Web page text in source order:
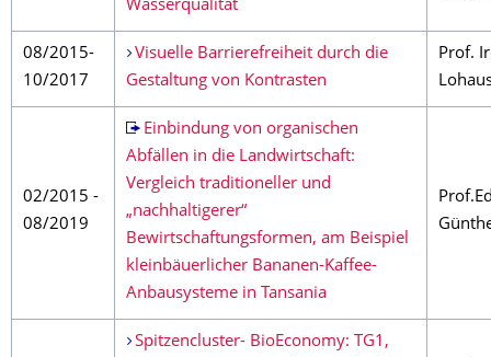
Wasserqualität
08/2015-
10/2017
Visuelle Barrierefreiheit durch die
Gestaltung von Kontrasten
Prof.
02/2015 -
08/2019
Einbindung von organischen
Abfällen in die Landwirtschaft:
Vergleich traditioneller und
„nachhaltigerer“
Bewirtschaftungsformen, am Beispiel
kleinbäuerlicher Bananen-Kaffee-
Anbausysteme in Tansania
Spitzencluster- BioEconomy: TG1,